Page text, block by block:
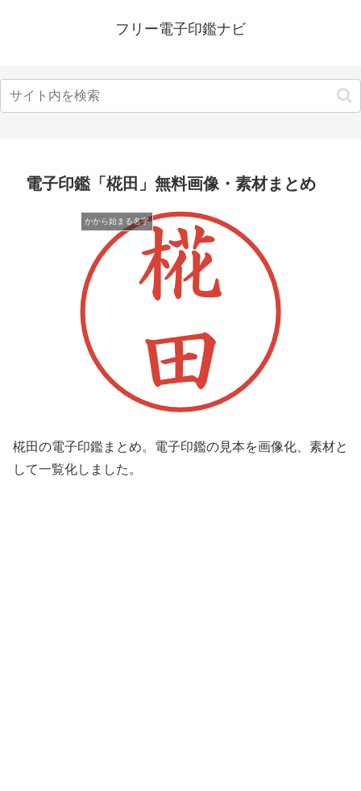
フリー電子印鑑ナビ
電子印鑑「椛田」無料画像・素材まとめ
かから始まる名字
椛田の電子印鑑まとめ。電子印鑑の見本を画像化、素材と
して一覧化しました。